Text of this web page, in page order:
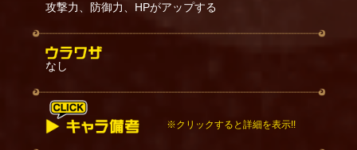
攻撃力、防御力、HPがアップする
なし
※クリックすると詳細を表示!!